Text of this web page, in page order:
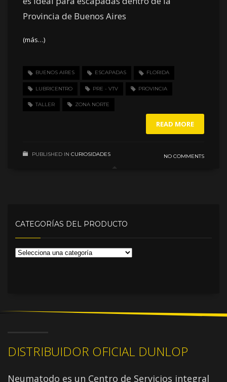
Provincia de Buenos Aires
(más…)
BUENOS AIRES ESCAPADAS FLORIDA
LUBRICENTRO PRE - VTV PROVINCIA
TALLER ZONA NORTE
READ MORE
PUBLISHED IN CURIOSIDADES NO COMMENTS
CATEGORÍAS DEL PRODUCTO
DISTRIBUIDOR OFICIAL DUNLOP
Neumatodo es un Centro de Servicios integral